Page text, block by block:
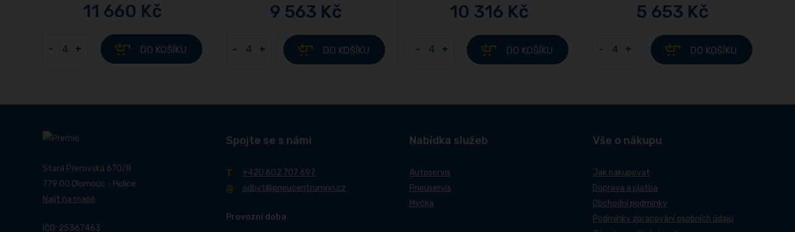
11 660 Kč
- + DO KOŠÍKU
9 563 Kč
- + DO KOŠÍKU
10 316 Kč
- + DO KOŠÍKU
5 653 Kč
- + DO KOŠÍKU
Stará Přerovská 670/8
779 00 Olomouc - Holice
Najít na mapě
IČO: 25367463
Spojte se s námi
+420 602 707 697
odbyt@pneucentrumnn.cz
Provozní doba
Nabídka služeb
Autoservis
Pneuservis
Myčka
Vše o nákupu
Jak nakupovat
Doprava a platba
Obchodní podmínky
Podmínky zpracování osobních údajů